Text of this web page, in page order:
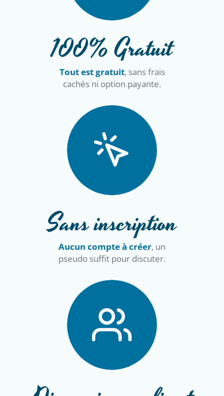
100% Gratuit
Tout est gratuit, sans frais
cachés ni option payante.
Sans inscription
Aucun compte à créer, un
pseudo suffit pour discuter.